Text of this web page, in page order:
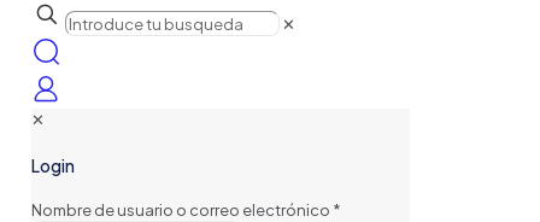
✕
✕
Login
Nombre de usuario o correo electrónico *